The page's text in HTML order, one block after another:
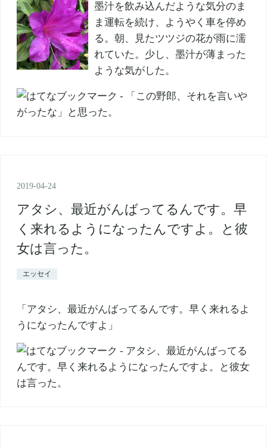
墨汁を飲み込んだような気分のま
ま運転を続け、ようやく車を停め
る。朝、見たツツジの花が雨に濡
れていた。少し、墨汁が薄まった
ような気がした。
2019-04-24
アタシ、最近がんばってるんです。早
く来れるようになったんですよ。と彼
女は言った。
エッセイ
「アタシ、最近がんばってるんです。早く来れるよ
うになったんですよ」